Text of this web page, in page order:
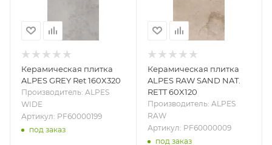
Керамическая плитка
ALPES GREY Ret 160X320
Производитель: ALPES
WIDE
Артикул: PF60000199
под заказ
Керамическая плитка
ALPES RAW SAND NAT.
RETT 60X120
Производитель: ALPES
RAW
Артикул: PF60000009
под заказ